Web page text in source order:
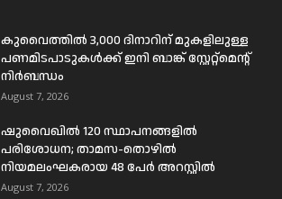
കുവൈത്തിൽ 3,000 ദിനാറിന് മുകളിലുള്ള
പണമിടപാടുകൾക്ക് ഇനി ബാങ്ക് സ്റ്റേറ്റ്മെന്റ്
നിർബന്ധം
August 7, 2026
ഷുവൈഖിൽ 120 സ്ഥാപനങ്ങളിൽ
പരിശോധന; താമസ-തൊഴിൽ
നിയമലംഘകരായ 48 പേർ അറസ്റ്റിൽ
August 7, 2026